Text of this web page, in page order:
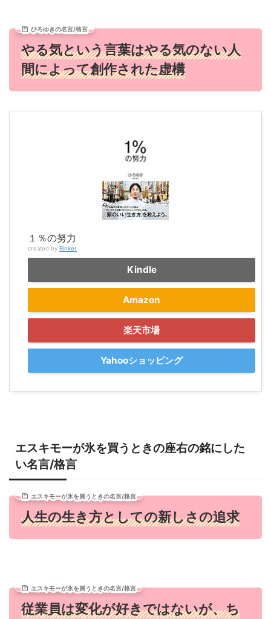
ひろゆきの名言/格言
やる気という言葉はやる気のない人
間によって創作された虚構
１％の努力
created by Rinker
Kindle
Amazon
楽天市場
Yahooショッピング
エスキモーが氷を買うときの座右の銘にした
い名言/格言
エスキモーが氷を買うときの名言/格言
人生の生き方としての新しさの追求
エスキモーが氷を買うときの名言/格言
従業員は変化が好きではないが、ち